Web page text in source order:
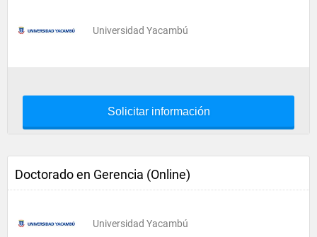
Universidad Yacambú
Solicitar información
Doctorado en Gerencia (Online)
Universidad Yacambú